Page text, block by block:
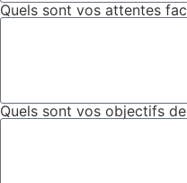
Quels sont vos attentes
Quels sont vos objectifs